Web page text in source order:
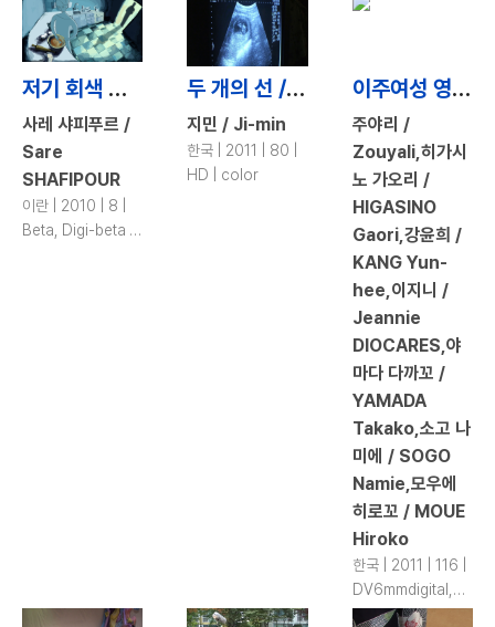
저기 회색 구름 위로 / Above the Gray Clouds
사레 샤피푸르 /
Sare
SHAFIPOUR
이란 | 2010 | 8 |
Beta, Digi-beta |
두 개의 선 / 2 lines
지민 / Ji-min
한국 | 2011 | 80 |
HD | color
이주여성 영화제작 워크숍 인천/안산 (카메라에 희망 담는 샐러드 우먼) / Media Workshop for Women Migrants (Salad Woman with a camera of Hope)
주야리 /
Zouyali,히가시
노 가오리 /
HIGASINO
Gaori,강윤희 /
KANG Yun-
hee,이지니 /
Jeannie
DIOCARES,야
마다 다까꼬 /
YAMADA
Takako,소고 나
미에 / SOGO
Namie,모우에
히로꼬 / MOUE
Hiroko
한국 | 2011 | 116 |
DV6mmdigital,
DV | color